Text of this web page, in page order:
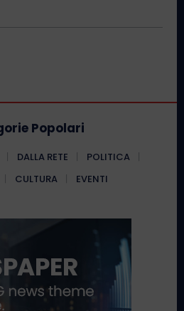
Popolari
DALLA RETE
POLITICA
CULTURA EVENTI